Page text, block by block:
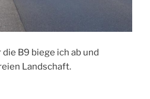
B9 biege ich ab und
Landschaft.